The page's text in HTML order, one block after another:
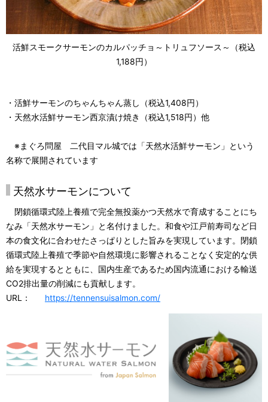
活鮮スモークサーモンのカルパッチョ～トリュフソース～（税込
1,188円）
・活鮮サーモンのちゃんちゃん蒸し（税込1,408円）
・天然水活鮮サーモン西京漬け焼き（税込1,518円）他
※まぐろ問屋 二代目マル城では「天然水活鮮サーモン」という
名称で展開されています
天然水サーモンについて
閉鎖循環式陸上養殖で完全無投薬かつ天然水で育成することにち
なみ「天然水サーモン」と名付けました。和食や江戸前寿司など日
本の食文化に合わせたさっぱりとした旨みを実現しています。閉鎖
循環式陸上養殖で季節や自然環境に影響されることなく安定的な供
給を実現するとともに、国内生産であるため国内流通における輸送
CO2排出量の削減にも貢献します。
URL：
https://tennensuisalmon.com/